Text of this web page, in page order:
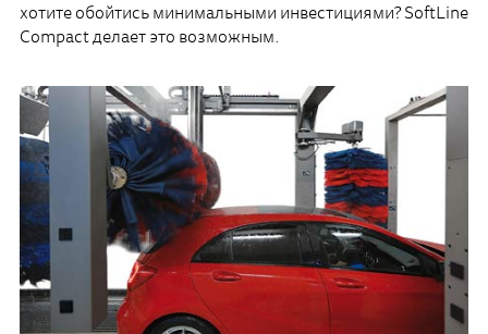
хотите обойтись минимальными инвестициями? SoftLine
Compact делает это возможным.